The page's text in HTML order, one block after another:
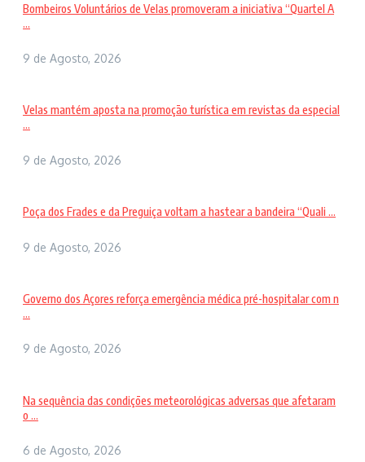
Bombeiros Voluntários de Velas promoveram a iniciativa “Quartel A
...
9 de Agosto, 2026
Velas mantém aposta na promoção turística em revistas da especial
...
9 de Agosto, 2026
Poça dos Frades e da Preguiça voltam a hastear a bandeira “Quali ...
9 de Agosto, 2026
Governo dos Açores reforça emergência médica pré-hospitalar com n
...
9 de Agosto, 2026
Na sequência das condições meteorológicas adversas que afetaram
o ...
6 de Agosto, 2026